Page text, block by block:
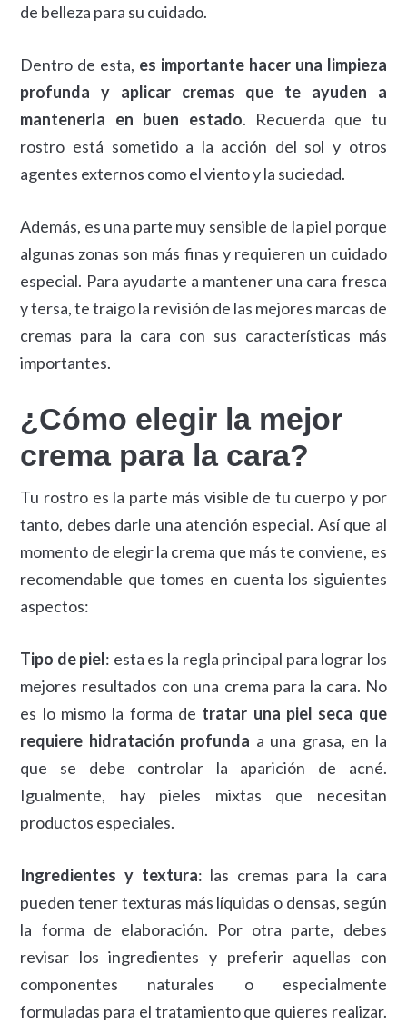
de belleza para su cuidado.
Dentro de esta, es importante hacer una limpieza
profunda y aplicar cremas que te ayuden a
mantenerla en buen estado. Recuerda que tu
rostro está sometido a la acción del sol y otros
agentes externos como el viento y la suciedad.
Además, es una parte muy sensible de la piel porque
algunas zonas son más finas y requieren un cuidado
especial. Para ayudarte a mantener una cara fresca
y tersa, te traigo la revisión de las mejores marcas de
cremas para la cara con sus características más
importantes.
¿Cómo elegir la mejor
crema para la cara?
Tu rostro es la parte más visible de tu cuerpo y por
tanto, debes darle una atención especial. Así que al
momento de elegir la crema que más te conviene, es
recomendable que tomes en cuenta los siguientes
aspectos:
Tipo de piel: esta es la regla principal para lograr los
mejores resultados con una crema para la cara. No
es lo mismo la forma de tratar una piel seca que
requiere hidratación profunda a una grasa, en la
que se debe controlar la aparición de acné.
Igualmente, hay pieles mixtas que necesitan
productos especiales.
Ingredientes y textura: las cremas para la cara
pueden tener texturas más líquidas o densas, según
la forma de elaboración. Por otra parte, debes
revisar los ingredientes y preferir aquellas con
componentes naturales o especialmente
formuladas para el tratamiento que quieres realizar.